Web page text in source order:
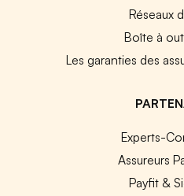
Réseaux
Boîte à
Les garanties des
Experts-
Assureurs
Payfit &